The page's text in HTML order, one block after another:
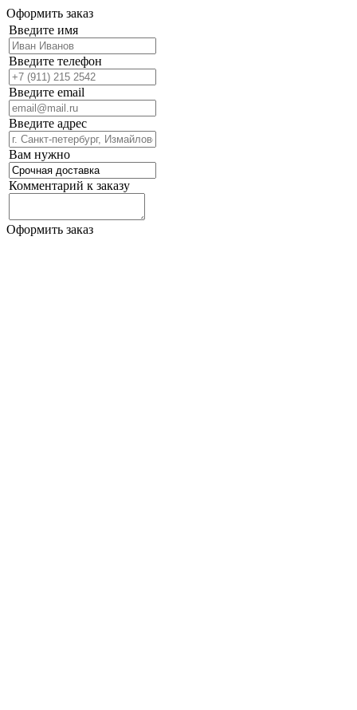
Оформить заказ
Введите имя
Введите телефон
Введите email
Введите адрес
Вам нужно
Комментарий к заказу
Оформить заказ